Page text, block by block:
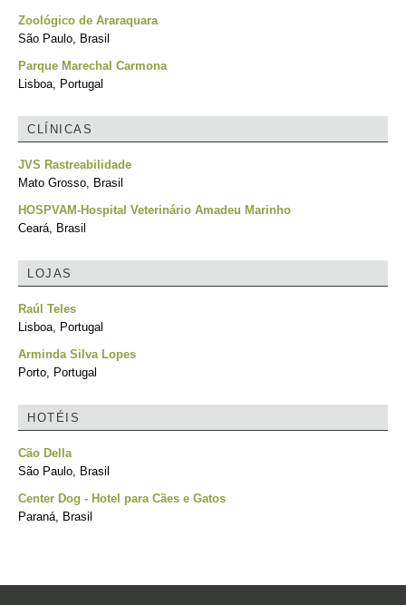
Zoológico de Araraquara
São Paulo, Brasil
Parque Marechal Carmona
Lisboa, Portugal
CLÍNICAS
JVS Rastreabilidade
Mato Grosso, Brasil
HOSPVAM-Hospital Veterinário Amadeu Marinho
Ceará, Brasil
LOJAS
Raúl Teles
Lisboa, Portugal
Arminda Silva Lopes
Porto, Portugal
HOTÉIS
Cão Della
São Paulo, Brasil
Center Dog - Hotel para Cães e Gatos
Paraná, Brasil